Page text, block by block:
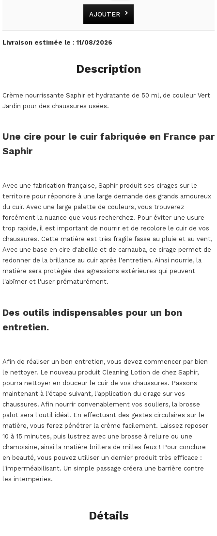
AJOUTER
Livraison estimée le :11/08/2026
Description
Crème nourrissante Saphir et hydratante de 50 ml, de couleur Vert
Jardin pour des chaussures usées.
Une cire pour le cuir fabriquée en France par
Saphir
Avec une fabrication française, Saphir produit ses cirages sur le
territoire pour répondre à une large demande des grands amoureux
du cuir. Avec une large palette de couleurs, vous trouverez
forcément la nuance que vous recherchez. Pour éviter une usure
trop rapide, il est important de nourrir et de recolore le cuir de vos
chaussures. Cette matière est très fragile fasse au pluie et au vent,
Avec une base en cire d'abeille et de carnauba, ce cirage permet de
redonner de la brillance au cuir après l'entretien. Ainsi nourrie, la
matière sera protégée des agressions extérieures qui peuvent
l'abîmer et l'user prématurément.
Des outils indispensables pour un bon
entretien.
Afin de réaliser un bon entretien, vous devez commencer par bien
le nettoyer. Le nouveau produit Cleaning Lotion de chez Saphir,
pourra nettoyer en douceur le cuir de vos chaussures. Passons
maintenant à l'étape suivant, l'application du cirage sur vos
chaussures. Afin nourrir convenablement vos souliers, la brosse
palot sera l'outil idéal. En effectuant des gestes circulaires sur le
matière, vous ferez pénétrer la crème facilement. Laissez reposer
10 à 15 minutes, puis lustrez avec une brosse à reluire ou une
chamoisine, ainsi la matière brillera de milles feux ! Pour conclure
en beauté, vous pouvez utiliser un dernier produit très efficace :
l'imperméabilisant. Un simple passage créera une barrière contre
les intempéries.
Détails